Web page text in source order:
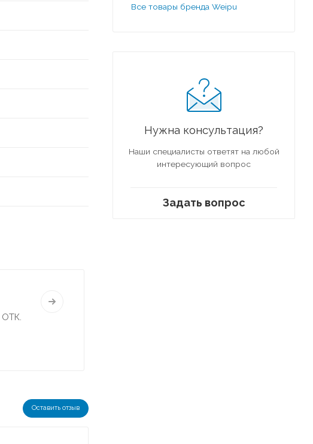
ОТК.
Оставить отзыв
Все товары бренда Weipu
Нужна консультация?
Наши специалисты ответят на любой
интересующий вопрос
Задать вопрос